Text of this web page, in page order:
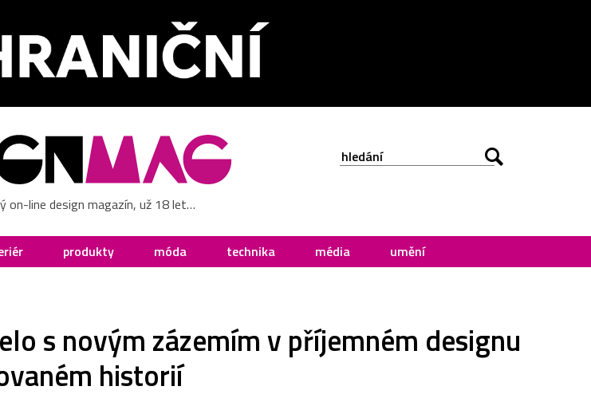
on-line design magazín, už 18 let…
produkty móda technika média umění
s novým zázemím v příjemném designu
historií